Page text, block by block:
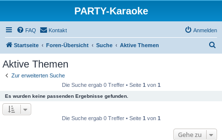
PARTY-Karaoke
FAQ Kontakt Anmelden
Startseite Foren-Übersicht Suche Aktive Themen
Aktive Themen
Zur erweiterten Suche
Die Suche ergab 0 Treffer • Seite 1 von 1
Es wurden keine passenden Ergebnisse gefunden.
Die Suche ergab 0 Treffer • Seite 1 von 1
Gehe zu